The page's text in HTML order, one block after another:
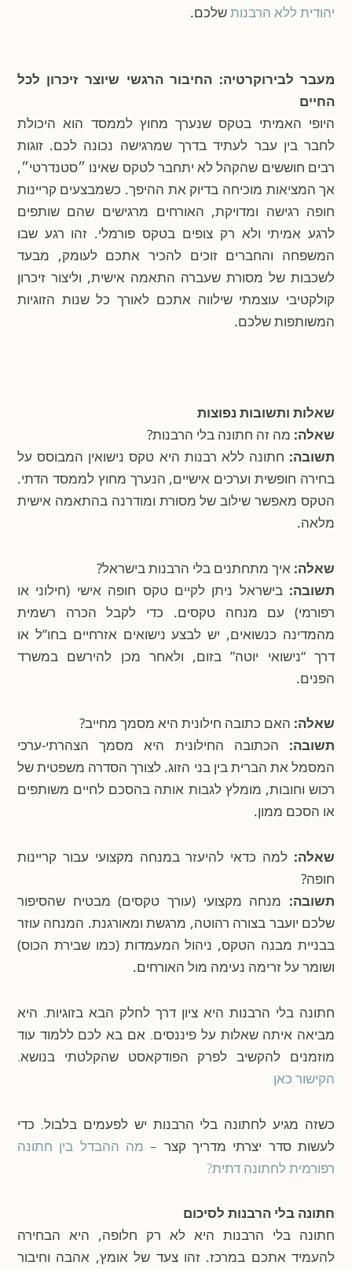
יהודית ללא הרבנותשלכם.
מעבר לבירוקרטיה: החיבור הרגשי שיוצר זיכרון לכל
החיים
היופי האמיתי בטקס שנערך מחוץ לממסד הוא היכולת
לחבר בין עבר לעתיד בדרך שמרגישה נכונה לכם. זוגות
רבים חוששים שהקהל לא יתחבר לטקס שאינו ״סטנדרטי״,
אך המציאות מוכיחה בדיוק את ההיפך. כשמבצעים קריינות
חופה רגישה ומדויקת, האורחים מרגישים שהם שותפים
לרגע אמיתי ולא רק צופים בטקס פורמלי. זהו רגע שבו
המשפחה והחברים זוכים להכיר אתכם לעומק, מבעד
לשכבות של מסורת שעברה התאמה אישית, וליצור זיכרון
קולקטיבי עוצמתי שילווה אתכם לאורך כל שנות הזוגיות
המשותפות שלכם.
שאלות ותשובות נפוצות
שאלה:מה זה חתונה בלי הרבנות?
תשובה:חתונה ללא רבנות היא טקס נישואין המבוסס על
בחירה חופשית וערכים אישיים, הנערך מחוץ לממסד הדתי.
הטקס מאפשר שילוב של מסורת ומודרנה בהתאמה אישית
מלאה.
שאלה:איך מתחתנים בלי הרבנות בישראל?
תשובה:בישראל ניתן לקיים טקס חופה אישי (חילוני או
רפורמי) עם מנחה טקסים. כדי לקבל הכרה רשמית
מהמדינה כנשואים, יש לבצע נישואים אזרחיים בחו”ל או
דרך “נישואי יוטה” בזום, ולאחר מכן להירשם במשרד
הפנים.
שאלה:האם כתובה חילונית היא מסמך מחייב?
תשובה:הכתובה החילונית היא מסמך הצהרתי-ערכי
המסמל את הברית בין בני הזוג. לצורך הסדרה משפטית של
רכוש וחובות, מומלץ לגבות אותה בהסכם לחיים משותפים
או הסכם ממון.
שאלה:למה כדאי להיעזר במנחה מקצועי עבור קריינות
חופה?
תשובה:מנחה מקצועי (עורך טקסים) מבטיח שהסיפור
שלכם יועבר בצורה רהוטה, מרגשת ומאורגנת. המנחה עוזר
בבניית מבנה הטקס, ניהול המעמדות (כמו שבירת הכוס)
ושומר על זרימה נעימה מול האורחים.
חתונה בלי הרבנות היא ציון דרך לחלק הבא בזוגיות. היא
מביאה איתה שאלות על פיננסים. אם בא לכם ללמוד עוד
מוזמנים להקשיב לפרק הפודקאסט שהקלטתי בנושא.
הקישור כאן
כשזה מגיע לחתונה בלי הרבנות יש לפעמים בלבול. כדי
לעשות סדר יצרתי מדריך קצר –מה ההבדל בין חתונה
רפורמית לחתונה דתית?
חתונה בלי הרבנות לסיכום
חתונה בלי הרבנות היא לא רק חלופה, היא הבחירה
להעמיד אתכם במרכז. זהו צעד של אומץ, אהבה וחיבור